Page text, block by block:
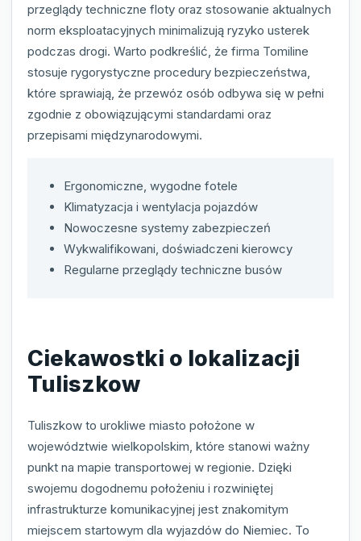
przeglądy techniczne floty oraz stosowanie aktualnych
norm eksploatacyjnych minimalizują ryzyko usterek
podczas drogi. Warto podkreślić, że firma Tomiline
stosuje rygorystyczne procedury bezpieczeństwa,
które sprawiają, że przewóz osób odbywa się w pełni
zgodnie z obowiązującymi standardami oraz
przepisami międzynarodowymi.
Ergonomiczne, wygodne fotele
Klimatyzacja i wentylacja pojazdów
Nowoczesne systemy zabezpieczeń
Wykwalifikowani, doświadczeni kierowcy
Regularne przeglądy techniczne busów
Ciekawostki o lokalizacji
Tuliszkow
Tuliszkow to urokliwe miasto położone w
województwie wielkopolskim, które stanowi ważny
punkt na mapie transportowej w regionie. Dzięki
swojemu dogodnemu położeniu i rozwiniętej
infrastrukturze komunikacyjnej jest znakomitym
miejscem startowym dla wyjazdów do Niemiec. To